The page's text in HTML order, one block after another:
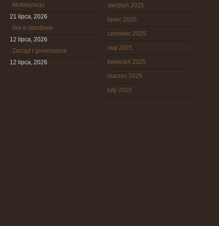
Motoryzacja
21 lipca, 2026
Gry e-sportowe
12 lipca, 2026
Zarząd i governance
12 lipca, 2026
sierpień 2025
lipiec 2025
czerwiec 2025
maj 2025
kwiecień 2025
marzec 2025
luty 2025